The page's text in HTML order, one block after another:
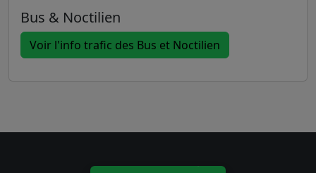
Bus & Noctilien
Voir l'info trafic des Bus et Noctilien